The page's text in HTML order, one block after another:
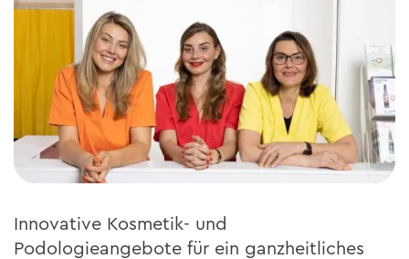
Innovative Kosmetik- und
Podologieangebote für ein ganzheitliches